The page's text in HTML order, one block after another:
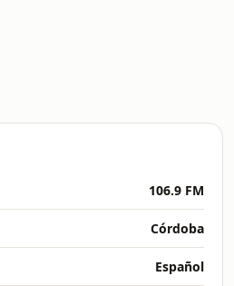
106.9 FM
Córdoba
Español